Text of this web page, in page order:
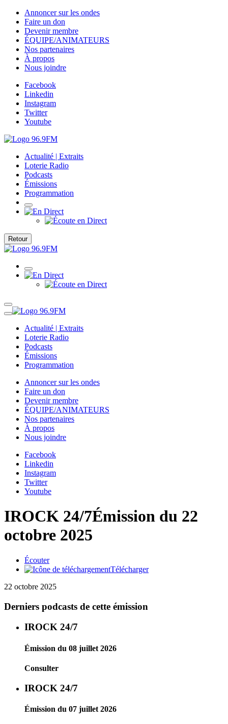
Annoncer sur les ondes
Faire un don
Devenir membre
ÉQUIPE/ANIMATEURS
Nos partenaires
À propos
Nous joindre
Facebook
Linkedin
Instagram
Twitter
Youtube
Actualité | Extraits
Loterie Radio
Podcasts
Émissions
Programmation
Retour
Actualité | Extraits
Loterie Radio
Podcasts
Émissions
Programmation
Annoncer sur les ondes
Faire un don
Devenir membre
ÉQUIPE/ANIMATEURS
Nos partenaires
À propos
Nous joindre
Facebook
Linkedin
Instagram
Twitter
Youtube
IROCK 24/7Émission du 22
octobre 2025
Écouter
Télécharger
22 octobre 2025
Derniers podcasts de cette émission
IROCK 24/7
Émission du 08 juillet 2026
Consulter
IROCK 24/7
Émission du 07 juillet 2026